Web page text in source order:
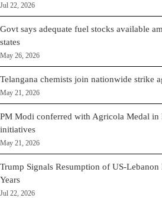
Jul 22, 2026
Govt says adequate fuel stocks available
states
May 26, 2026
Telangana chemists join nationwide strike
May 21, 2026
PM Modi conferred with Agricola Medal in
initiatives
May 21, 2026
Trump Signals Resumption of US-
Years
Jul 22, 2026